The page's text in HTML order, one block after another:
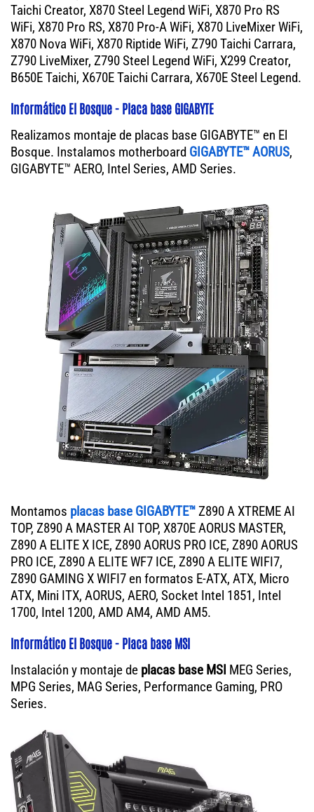
Taichi Creator, X870 Steel Legend WiFi, X870 Pro RS
WiFi, X870 Pro RS, X870 Pro-A WiFi, X870 LiveMixer WiFi,
X870 Nova WiFi, X870 Riptide WiFi, Z790 Taichi Carrara,
Z790 LiveMixer, Z790 Steel Legend WiFi, X299 Creator,
B650E Taichi, X670E Taichi Carrara, X670E Steel Legend.
Informático El Bosque - Placa base GIGABYTE
Realizamos montaje de placas base GIGABYTE™ en El
Bosque. Instalamos motherboard GIGABYTE™ AORUS,
GIGABYTE™ AERO, Intel Series, AMD Series.
Montamos placas base GIGABYTE™Z890 A XTREME AI
TOP, Z890 A MASTER AI TOP, X870E AORUS MASTER,
Z890 A ELITE X ICE, Z890 AORUS PRO ICE, Z890 AORUS
PRO ICE, Z890 A ELITE WF7 ICE, Z890 A ELITE WIFI7,
Z890 GAMING X WIFI7 en formatos E-ATX, ATX, Micro
ATX, Mini ITX, AORUS, AERO, Socket Intel 1851, Intel
1700, Intel 1200, AMD AM4, AMD AM5.
Informático El Bosque - Placa base MSI
Instalación y montaje de placas base MSI MEG Series,
MPG Series, MAG Series, Performance Gaming, PRO
Series.